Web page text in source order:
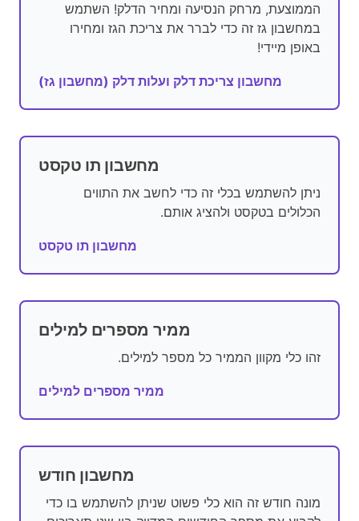
הממוצעת, מרחק הנסיעה ומחיר הדלק! השתמש
במחשבון גז זה כדי לברר את צריכת הגז ומחירו
באופן מיידי!
מחשבון צריכת דלק ועלות דלק (מחשבון גז)
מחשבון תו טקסט
ניתן להשתמש בכלי זה כדי לחשב את התווים
הכלולים בטקסט ולהציג אותם.
מחשבון תו טקסט
ממיר מספרים למילים
זהו כלי מקוון הממיר כל מספר למילים.
ממיר מספרים למילים
מחשבון חודש
מונה חודש זה הוא כלי פשוט שניתן להשתמש בו כדי